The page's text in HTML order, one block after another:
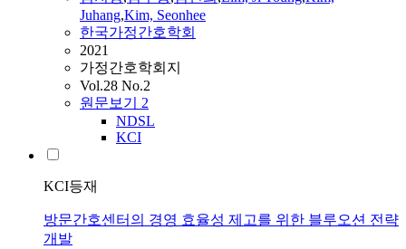
Juhang,Kim, Seonhee
한국가정간호학회
2021
가정간호학회지
Vol.28 No.2
원문보기 2
NDSL
KCI
KCI등재
방문간호센터의 경영 효율성 제고를 위한 블루오션 전략
개발